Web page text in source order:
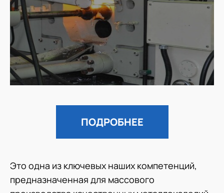
ПОДРОБНЕЕ
Это одна из ключевых наших компетенций,
предназначенная для массового